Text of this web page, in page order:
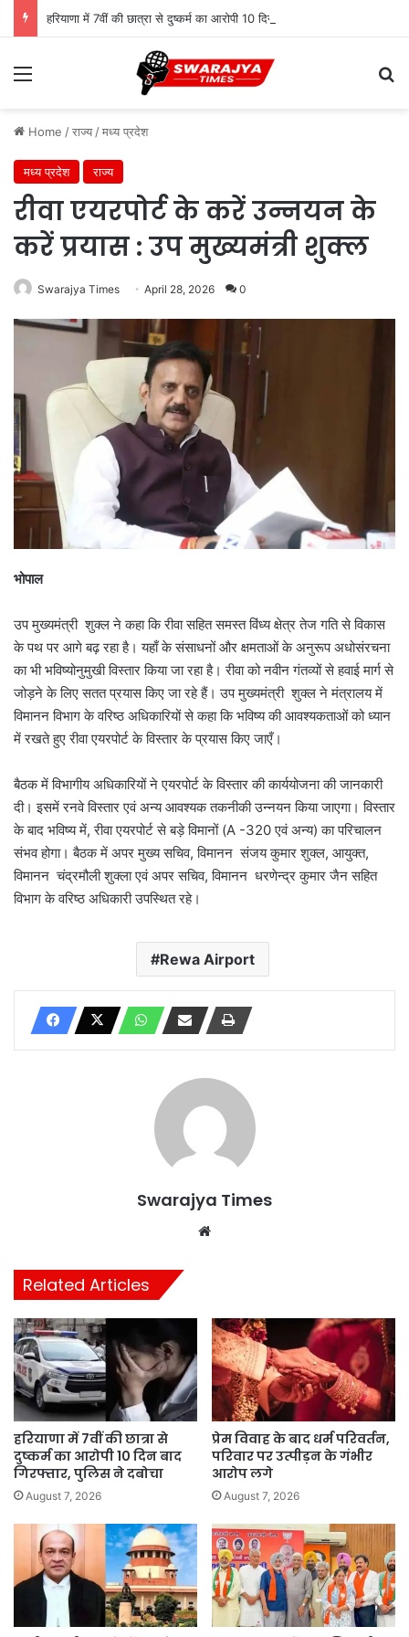
Menu
Home /राज्य /मध्य प्रदेश
मध्य प्रदेश राज्य
रीवा एयरपोर्ट के करें उन्नयन के
करें प्रयास : उप मुख्यमंत्री शुक्ल
Swarajya Times April 28, 2026 0
भोपाल
उप मुख्यमंत्री शुक्ल ने कहा कि रीवा सहित समस्त विंध्य क्षेत्र तेज गति से विकास
के पथ पर आगे बढ़ रहा है। यहाँ के संसाधनों और क्षमताओं के अनुरूप अधोसंरचना
का भी भविष्योनुमुखी विस्तार किया जा रहा है। रीवा को नवीन गंतव्यों से हवाई मार्ग से
जोड़ने के लिए सतत प्रयास किए जा रहे हैं। उप मुख्यमंत्री शुक्ल ने मंत्रालय में
विमानन विभाग के वरिष्ठ अधिकारियों से कहा कि भविष्य की आवश्यकताओं को ध्यान
में रखते हुए रीवा एयरपोर्ट के विस्तार के प्रयास किए जाएँ।
बैठक में विभागीय अधिकारियों ने एयरपोर्ट के विस्तार की कार्ययोजना की जानकारी
दी। इसमें रनवे विस्तार एवं अन्य आवश्यक तकनीकी उन्नयन किया जाएगा। विस्तार
के बाद भविष्य में, रीवा एयरपोर्ट से बड़े विमानों (A -320 एवं अन्य) का परिचालन
संभव होगा। बैठक में अपर मुख्य सचिव, विमानन संजय कुमार शुक्ल, आयुक्त,
विमानन चंद्रमौली शुक्ला एवं अपर सचिव, विमानन धरणेन्द्र कुमार जैन सहित
विभाग के वरिष्ठ अधिकारी उपस्थित रहे।
Rewa Airport
Swarajya Times
Related Articles
हरियाणा में 7वीं की छात्रा से
दुष्कर्म का आरोपी 10 दिन बाद
गिरफ्तार, पुलिस ने दबोचा
August 7, 2026
प्रेम विवाह के बाद धर्म परिवर्तन,
परिवार पर उत्पीड़न के गंभीर
आरोप लगे
August 7, 2026